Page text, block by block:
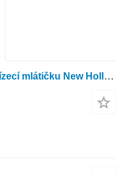
Sběrač SIECZKARNIA pro sklízecí mlátičku New Holland